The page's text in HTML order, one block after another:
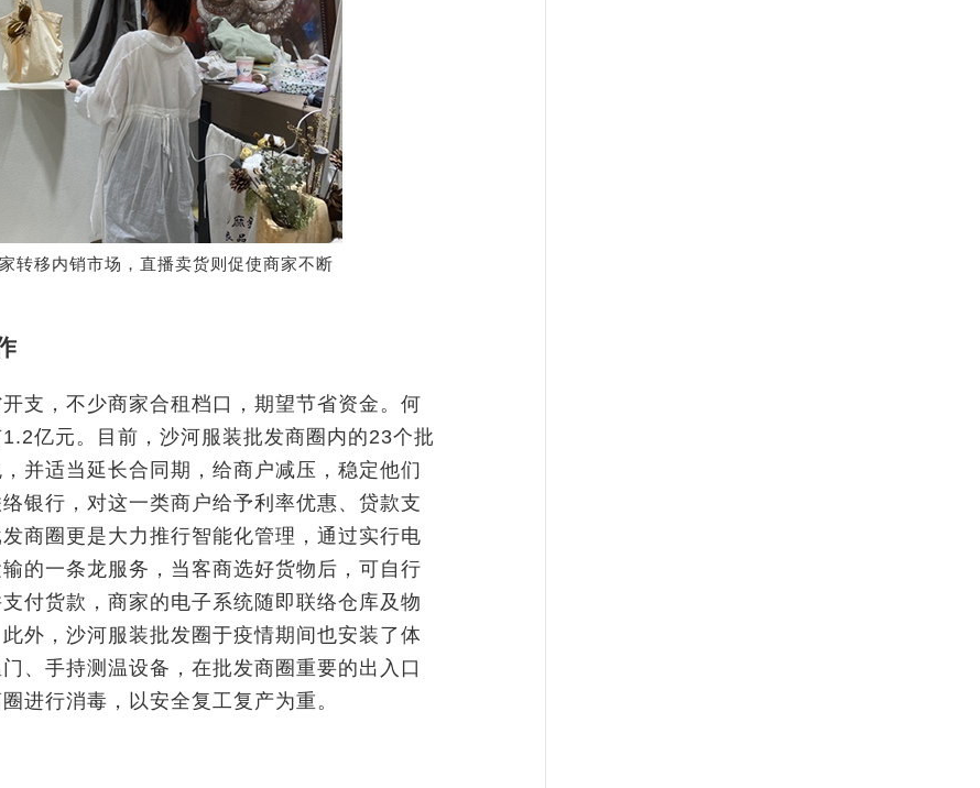
转移内销市场，直播卖货则促使商家不断
支，不少商家合租档口，期望节省资金。何
亿元。目前，沙河服装批发商圈内的23个批
并适当延长合同期，给商户减压，稳定他们
银行，对这一类商户给予利率优惠、贷款支
商圈更是大力推行智能化管理，通过实行电
的一条龙服务，当客商选好货物后，可自行
付货款，商家的电子系统随即联络仓库及物
外，沙河服装批发圈于疫情期间也安装了体
、手持测温设备，在批发商圈重要的出入口
进行消毒，以安全复工复产为重。